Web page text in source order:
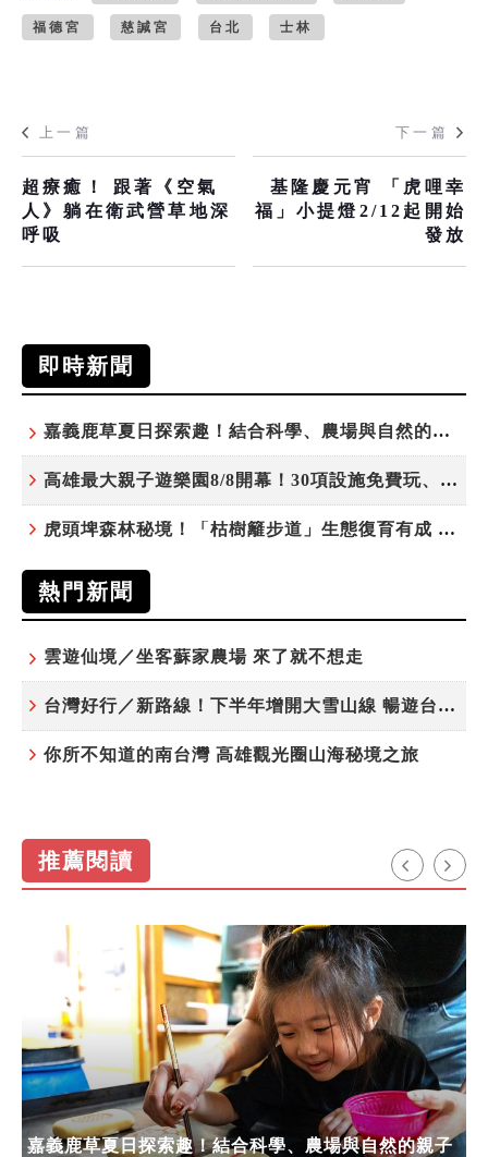
福德宮 慈諴宮 台北 士林
上一篇
超療癒！ 跟著《空氣
人》躺在衛武營草地深
呼吸
下一篇
基隆慶元宵 「虎哩幸
福」小提燈2/12起開始
發放
即時新聞
嘉義鹿草夏日探索趣！結合科學、農場與自然的親子小旅行
高雄最大親子遊樂園8/8開幕！30項設施免費玩、YOYO家族嗨翻暑假
虎頭埤森林秘境！「枯樹籬步道」生態復育有成 走進大自然生命教室
熱門新聞
雲遊仙境／坐客蘇家農場 來了就不想走
台灣好行／新路線！下半年增開大雪山線 暢遊台中更便利
你所不知道的南台灣 高雄觀光圈山海秘境之旅
推薦閱讀
嘉義鹿草夏日探索趣！結合科學、農場與自然的親子